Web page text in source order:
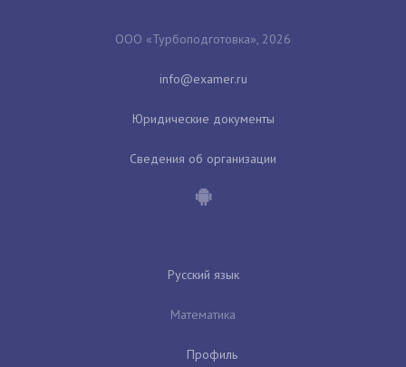
ООО «Турбоподготовка», 2026
Юридические документы
Сведения об организации
Русский язык
Математика
Профиль